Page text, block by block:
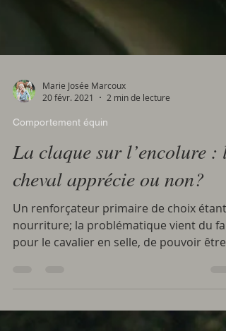
Marie Josée Marcoux
La claque sur l’encolure : le
cheval apprécie ou non?
Un renforçateur primaire de choix étant
nourriture; la problématique vient du fait
immédiatement lors de la bonne
respectant ainsi le lien de